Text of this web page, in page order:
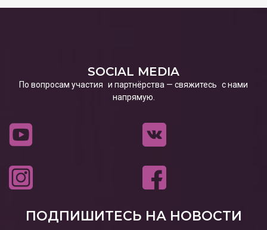
SOCIAL MEDIA
По вопросам участия и партнёрства — свяжитесь с нами
напрямую.
ПОДПИШИТЕСЬ НА НОВОСТИ